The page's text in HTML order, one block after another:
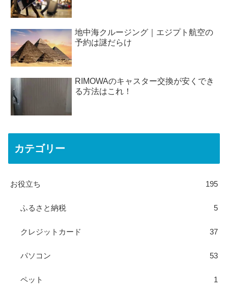
地中海クルージング｜エジプト航空の
予約は謎だらけ
RIMOWAのキャスター交換が安くでき
る方法はこれ！
カテゴリー
お役立ち 195
ふるさと納税 5
クレジットカード 37
パソコン 53
ペット 1